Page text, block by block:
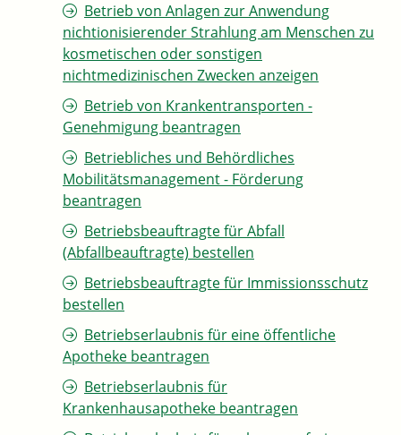
Betrieb von Anlagen zur Anwendung
nichtionisierender Strahlung am Menschen zu
kosmetischen oder sonstigen
nichtmedizinischen Zwecken anzeigen
Betrieb von Krankentransporten -
Genehmigung beantragen
Betriebliches und Behördliches
Mobilitätsmanagement - Förderung
beantragen
Betriebsbeauftragte für Abfall
(Abfallbeauftragte) bestellen
Betriebsbeauftragte für Immissionsschutz
bestellen
Betriebserlaubnis für eine öffentliche
Apotheke beantragen
Betriebserlaubnis für
Krankenhausapotheke beantragen